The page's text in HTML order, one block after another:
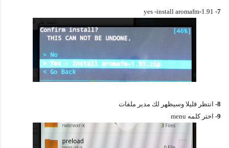
7-
8- انتظر قليلا وسيظهر لك مدير ملفات
9- اختر كلمه menu